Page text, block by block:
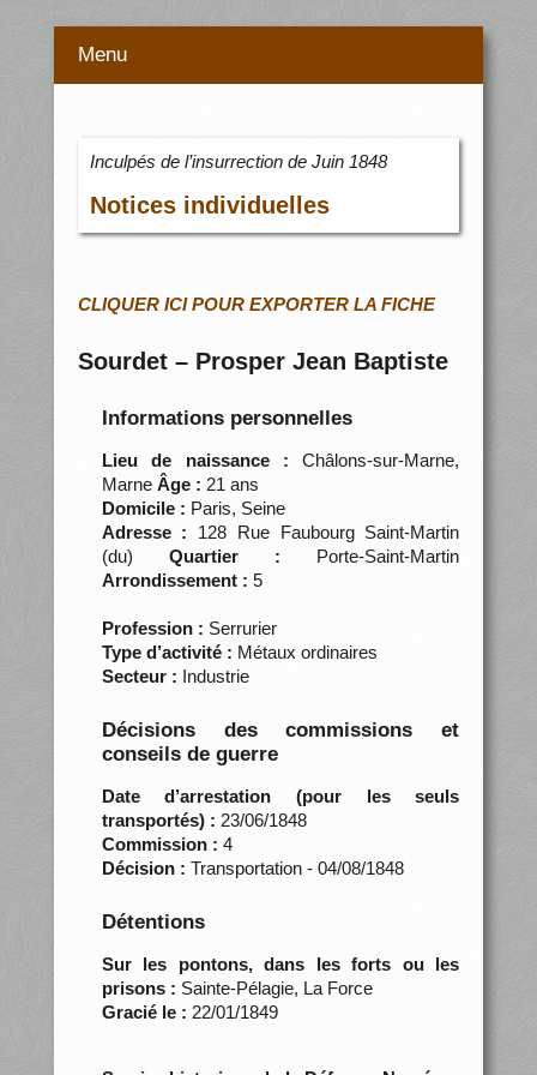
Menu
Inculpés de l’insurrection de Juin 1848
Notices individuelles
CLIQUER ICI POUR EXPORTER LA FICHE
Sourdet – Prosper Jean Baptiste
Informations personnelles
Lieu de naissance : Châlons-sur-Marne,
MarneÂge : 21 ans
Domicile : Paris, Seine
Adresse : 128 Rue Faubourg Saint-Martin
(du) Quartier : Porte-Saint-Martin
Arrondissement : 5
Profession : Serrurier
Type d’activité : Métaux ordinaires
Secteur : Industrie
Décisions des commissions et
conseils de guerre
Date d’arrestation (pour les seuls
transportés) : 23/06/1848
Commission : 4
Décision : Transportation - 04/08/1848
Détentions
Sur les pontons, dans les forts ou les
prisons : Sainte-Pélagie, La Force
Gracié le : 22/01/1849